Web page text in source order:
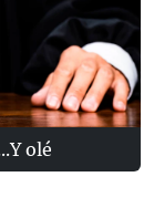
olé